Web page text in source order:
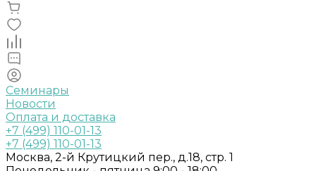
Семинары
Новости
Оплата и доставка
+7 (499) 110-01-13
+7 (499) 110-01-13
Москва, 2-й Крутицкий пер., д.18, стр. 1